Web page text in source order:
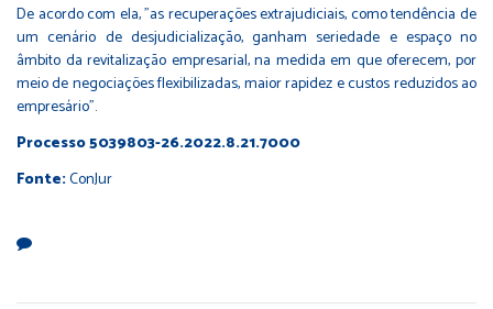
De acordo com ela, "as recuperações extrajudiciais, como tendência de
um cenário de desjudicialização, ganham seriedade e espaço no
âmbito da revitalização empresarial, na medida em que oferecem, por
meio de negociações flexibilizadas, maior rapidez e custos reduzidos ao
empresário".
Processo 5039803-26.2022.8.21.7000
Fonte:ConJur